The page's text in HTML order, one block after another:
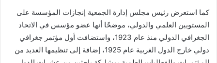
كما استعرض رئيس مجلس إدارة الجمعية إنجازات المؤسسة على
المستويين العلمي والدولي، موضحًا أنها عضو مؤسس في الاتحاد
الجغرافي الدولي منذ عام 1923، واستضافت أول مؤتمر جغرافي
دولي خارج الدول الغربية عام 1925، إضافة إلى تنظيمها العديد من